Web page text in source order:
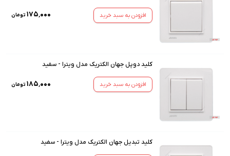
افزودن به سبد خرید ۱۷۵٬۰۰۰ تومان
کلید دوپل جهان الکتریک مدل ویترا - سفید
افزودن به سبد خرید ۱۸۵٬۰۰۰ تومان
کلید تبدیل جهان الکتریک مدل ویترا - سفید